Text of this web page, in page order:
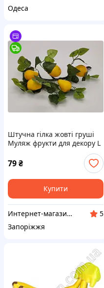
Одеса
Штучна гілка жовті груші
Муляж фрукти для декору L
79₴
Купити
Интернет-магазин IKA
5
Запоріжжя